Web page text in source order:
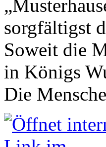
sorgfältigst
Soweit die
in Königs
Die